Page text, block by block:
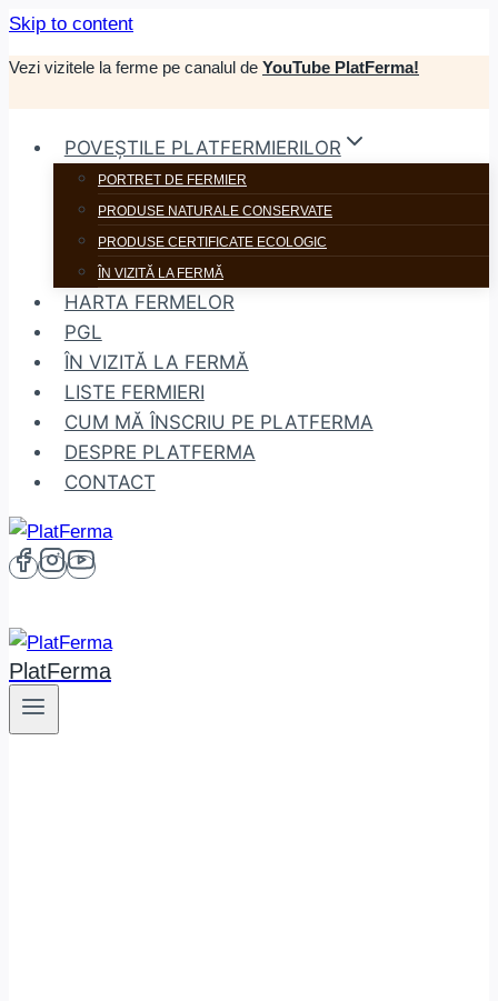
Skip to content
Vezi vizitele la ferme pe canalul de YouTube PlatFerma!
POVEȘTILE PLATFERMIERILOR
PORTRET DE FERMIER
PRODUSE NATURALE CONSERVATE
PRODUSE CERTIFICATE ECOLOGIC
ÎN VIZITĂ LA FERMĂ
HARTA FERMELOR
PGL
ÎN VIZITĂ LA FERMĂ
LISTE FERMIERI
CUM MĂ ÎNSCRIU PE PLATFERMA
DESPRE PLATFERMA
CONTACT
PlatFerma